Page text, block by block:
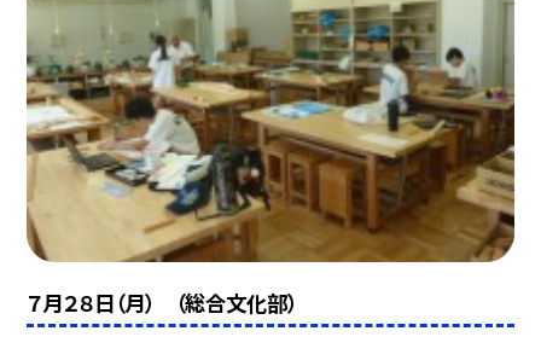
７月２８日（月） （総合文化部）